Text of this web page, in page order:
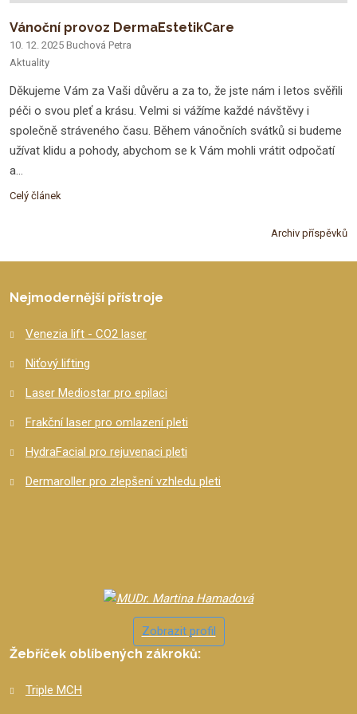
Vánoční provoz DermaEstetikCare
10. 12. 2025 Buchová Petra
Aktuality
Děkujeme Vám za Vaši důvěru a za to, že jste nám i letos svěřili
péči o svou pleť a krásu. Velmi si vážíme každé návštěvy i
společně stráveného času. Během vánočních svátků si budeme
užívat klidu a pohody, abychom se k Vám mohli vrátit odpočatí
a...
Celý článek
Archiv příspěvků
Nejmodernější přístroje
Venezia lift - CO2 laser
Niťový lifting
Laser Mediostar pro epilaci
Frakční laser pro omlazení pleti
HydraFacial pro rejuvenaci pleti
Dermaroller pro zlepšení vzhledu pleti
Zobrazit profil
Žebříček oblíbených zákroků:
Triple MCH